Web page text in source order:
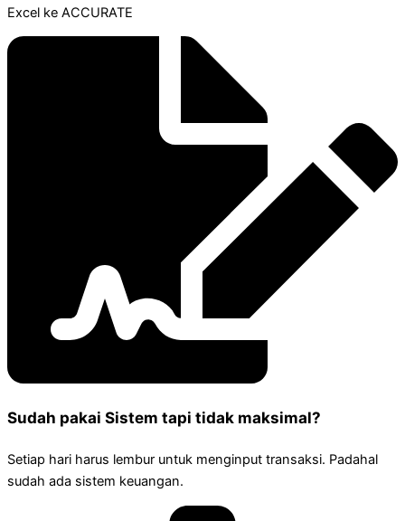
Excel ke ACCURATE
Sudah pakai Sistem tapi tidak maksimal?
Setiap hari harus lembur untuk menginput transaksi. Padahal
sudah ada sistem keuangan.